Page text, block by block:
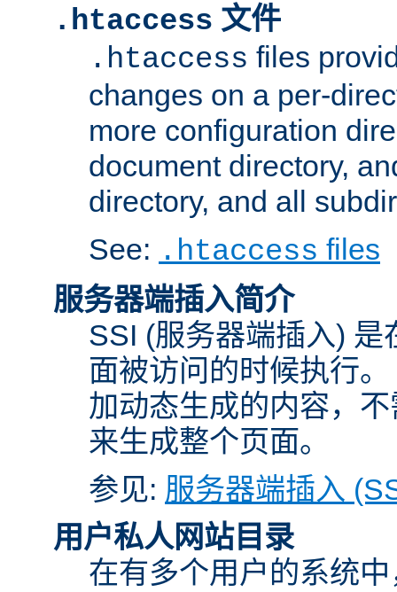
.htaccess 文件
.htaccess files
changes on a per-
more configuration
document directory,
directory, and all
See: .htaccess files
服务器端插入简介
SSI (服务器端插入)
面被访问的时候执行
加动态生成的内容，
来生成整个页面。
参见: 服务器端插入
用户私人网站目录
在有多个用户的系统